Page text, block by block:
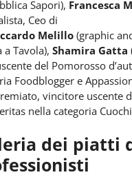
Sapori), Francesca
Ceo di
Melillo (graphic
Tavola), Shamira Gatta
del Pomorosso
Foodblogger e
vincitore uscente
nella categoria
dei piatti